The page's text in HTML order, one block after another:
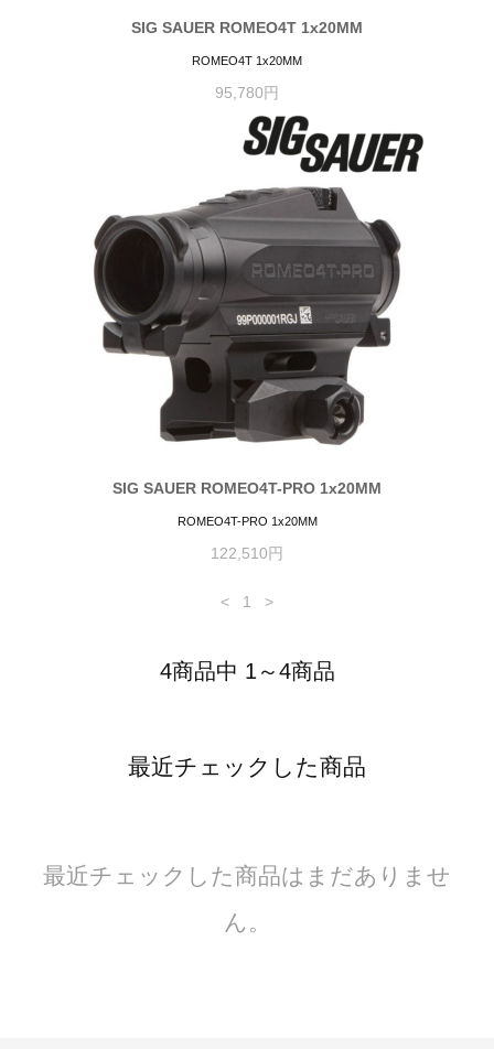
SIG SAUER ROMEO4T 1x20MM
ROMEO4T 1x20MM
95,780円
SIG SAUER ROMEO4T-PRO 1x20MM
ROMEO4T-PRO 1x20MM
122,510円
< 1 >
4商品中 1～4商品
最近チェックした商品
最近チェックした商品はまだありませ
ん。